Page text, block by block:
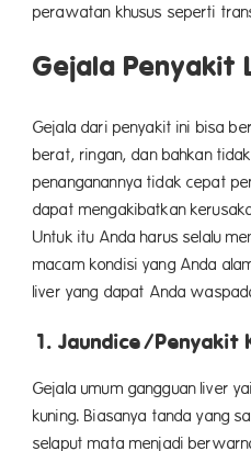
perawatan khusus seperti
Gejala Penyakit
Gejala dari penyakit ini bisa
berat, ringan, dan bahkan
penanganannya tidak cepat
dapat mengakibatkan
Untuk itu Anda harus selalu
macam kondisi yang Anda
liver yang dapat Anda
1. Jaundice/Penyakit
Gejala umum gangguan liver
kuning. Biasanya tanda yang
selaput mata menjadi